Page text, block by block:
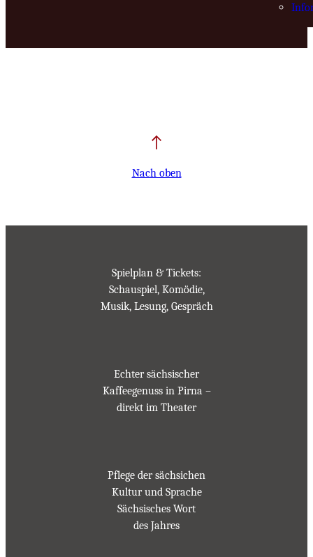
Nach oben
Spielplan & Tickets:
Schauspiel, Komödie,
Musik, Lesung, Gespräch
Echter sächsischer
Kaffeegenuss in Pirna –
direkt im Theater
Pflege der sächsichen
Kultur und Sprache
Sächsisches Wort
des Jahres